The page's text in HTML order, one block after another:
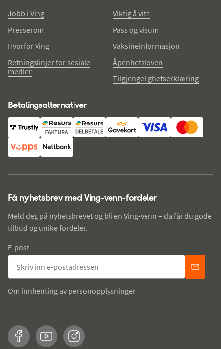
Jobb i Ving
Presserom
Hvorfor Ving
Retningslinjer for sosiale
medier
Viktig å vite
Pass og visum
Vaksineinformasjon
Åpenhetsloven
Tilgjengelighetserklæring
Betalingsalternativer
Få nyhetsbrev med Ving-venn-fordeler
Meld deg på nyhetsbrevet og bli en Ving-venn – da får du gode
tilbud og unike fordeler.
E-post
Om innhenting av personopplysninger
FacebookYouTubeInstagram